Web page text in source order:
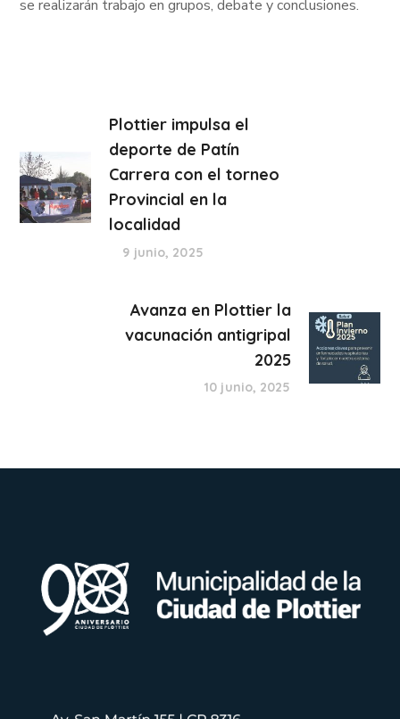
se realizarán trabajo en grupos, debate y conclusiones.
Plottier impulsa el
deporte de Patín
Carrera con el torneo
Provincial en la
localidad
9 junio, 2025
Avanza en Plottier la
vacunación antigripal
2025
10 junio, 2025